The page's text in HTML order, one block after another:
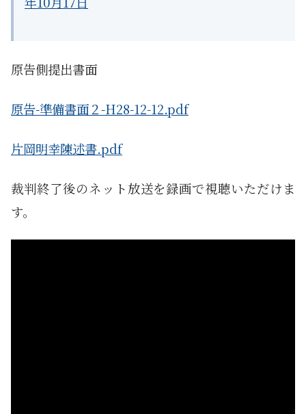
原告側提出書面
原告-準備書面２-H28-12-12.pdf
片岡明幸陳述書.pdf
裁判終了後のネット放送を録画で視聴いただけま
す。